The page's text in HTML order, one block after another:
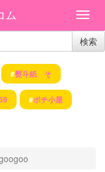
ム
検索
#熨斗紙 そ
#ポチ小屋